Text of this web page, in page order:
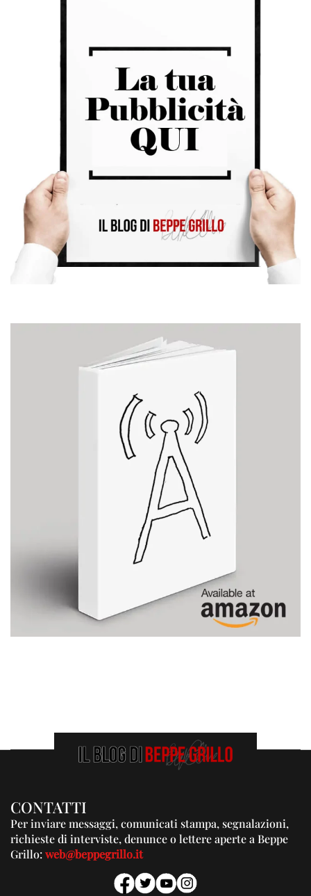
CONTATTI
Per inviare messaggi, comunicati stampa, segnalazioni,
richieste di interviste, denunce o lettere aperte a Beppe
Grillo:web@beppegrillo.it